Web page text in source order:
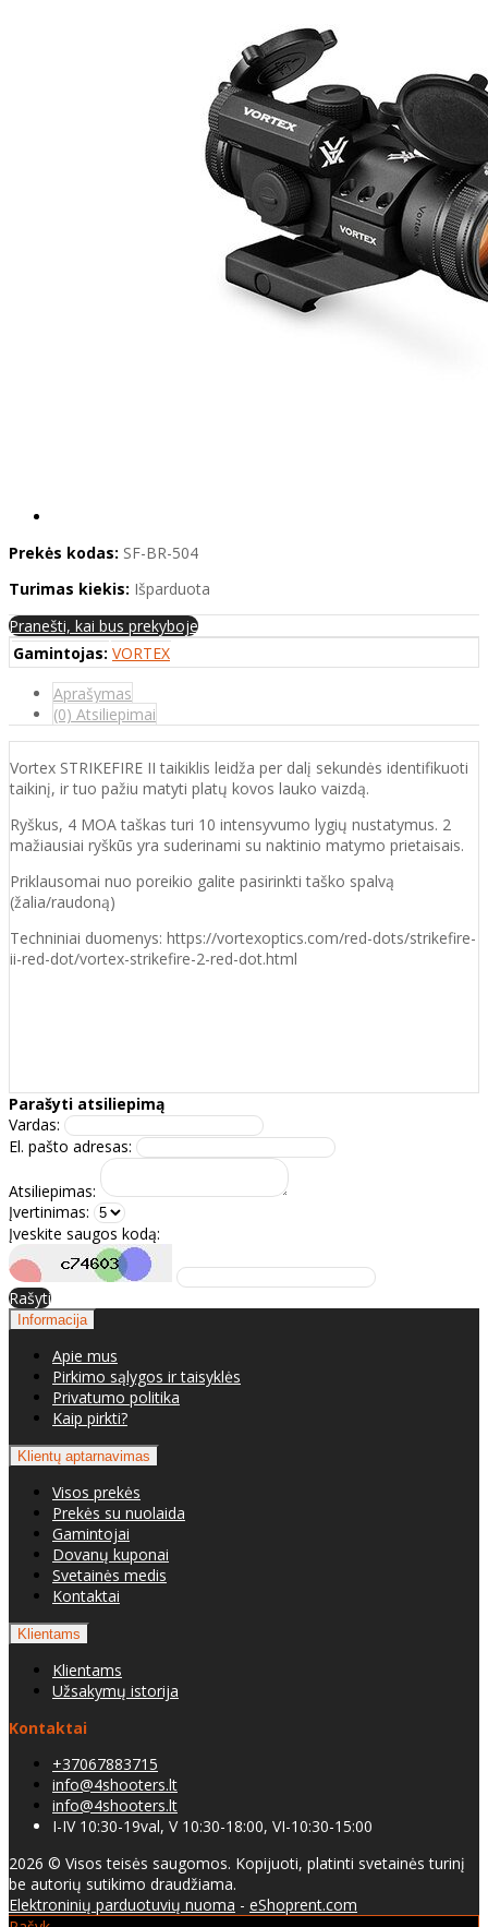
Prekės kodas: SF-BR-504
Turimas kiekis: Išparduota
Pranešti, kai bus prekyboje
Gamintojas: VORTEX
Aprašymas
(0) Atsiliepimai
Vortex STRIKEFIRE II taikiklis leidža per dalį sekundės identifikuoti
taikinį, ir tuo pažiu matyti platų kovos lauko vaizdą.
Ryškus, 4 MOA taškas turi 10 intensyvumo lygių nustatymus. 2
mažiausiai ryškūs yra suderinami su naktinio matymo prietaisais.
Priklausomai nuo poreikio galite pasirinkti taško spalvą
(žalia/raudoną)
Techniniai duomenys: https://vortexoptics.com/red-dots/strikefire-
ii-red-dot/vortex-strikefire-2-red-dot.html
Parašyti atsiliepimą
Vardas:
El. pašto adresas:
Atsiliepimas:
Įvertinimas:
Įveskite saugos kodą:
Rašyti
Informacija
Apie mus
Pirkimo sąlygos ir taisyklės
Privatumo politika
Kaip pirkti?
Klientų aptarnavimas
Visos prekės
Prekės su nuolaida
Gamintojai
Dovanų kuponai
Svetainės medis
Kontaktai
Klientams
Klientams
Užsakymų istorija
Kontaktai
+37067883715
info@4shooters.lt
info@4shooters.lt
I-IV 10:30-19val, V 10:30-18:00, VI-10:30-15:00
2026 © Visos teisės saugomos. Kopijuoti, platinti svetainės turinį
be autorių sutikimo draudžiama.
Elektroninių parduotuvių nuoma - eShoprent.com